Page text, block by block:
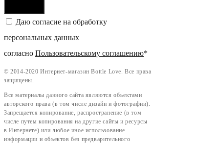
Даю согласие на обработку
персональных данных
согласно Пользовательскому соглашению*
©2014-2020 Интернет-магазин Bottle Love. Все права
защищены.
Все материалы данного сайта являются объектами
авторского права (в том числе дизайн и фотографии).
Запрещается копирование, распространение (в том
числе путем копирования на другие сайты и ресурсы
в Интернете) или любое иное использование
информации и объектов без предварительного